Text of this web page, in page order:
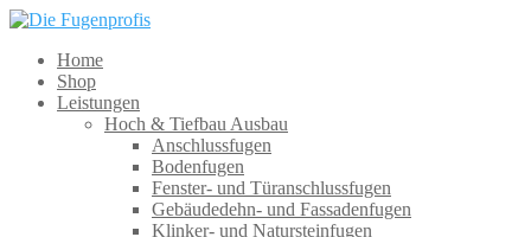
Home
Shop
Leistungen
Hoch & Tiefbau Ausbau
Anschlussfugen
Bodenfugen
Fenster- und Türanschlussfugen
Gebäudedehn- und Fassadenfugen
Klinker- und Natursteinfugen